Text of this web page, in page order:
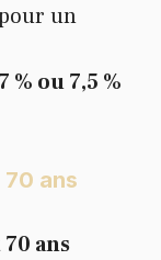
un
% ou 7,5 %
70 ans
ans